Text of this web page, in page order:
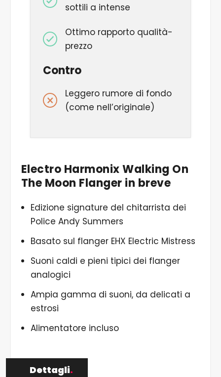
sottili a intense
Ottimo rapporto qualità-
prezzo
Contro
Leggero rumore di fondo
(come nell’originale)
Electro Harmonix Walking On
The Moon Flanger in breve
Edizione signature del chitarrista dei
Police Andy Summers
Basato sul flanger EHX Electric Mistress
Suoni caldi e pieni tipici dei flanger
analogici
Ampia gamma di suoni, da delicati a
estrosi
Alimentatore incluso
Dettagli.